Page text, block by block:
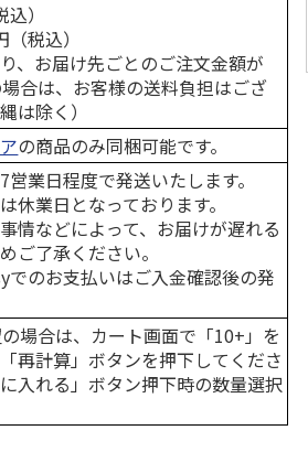
）
税込）
、お届け先ごとのご注文金額が
合は、お客様の送料負担はござ
は除く）
の商品のみ同梱可能です。
業日程度で発送いたします。
業日となっております。
情などによって、お届けが遅れる
ご了承ください。
でのお支払いはご入金確認後の発
場合は、カート画面で「10+」を
再計算」ボタンを押下してくださ
入れる」ボタン押下時の数量選択